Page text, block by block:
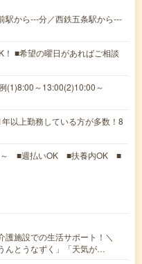
駅から---分／西鉄五条駅から---
■希望の曜日があればご相談
(1)8:00～13:00(2)10:00～
年以上勤務している方が多数！8
～ ■週払いOK ■扶養内OK ■
護施設での生活サポート！＼
んとうなずく」「天気が…